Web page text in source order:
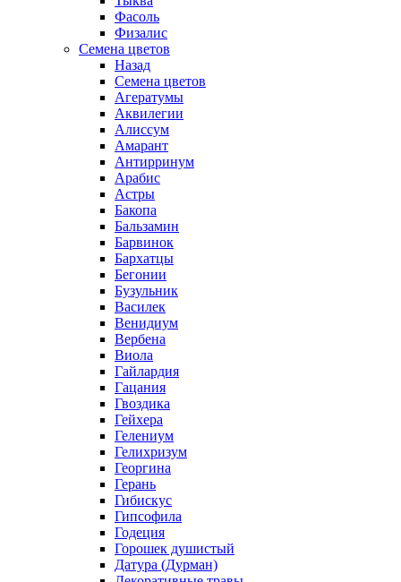
Фасоль
Физалис
Семена цветов
Назад
Семена цветов
Агератумы
Аквилегии
Алиссум
Амарант
Антирринум
Арабис
Астры
Бакопа
Бальзамин
Барвинок
Бархатцы
Бегонии
Бузульник
Василек
Венидиум
Вербена
Виола
Гайлардия
Гацания
Гвоздика
Гейхера
Гелениум
Гелихризум
Георгина
Герань
Гибискус
Гипсофила
Годеция
Горошек душистый
Датура (Дурман)